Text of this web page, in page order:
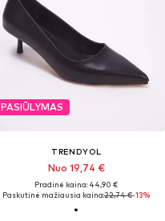
PASIŪLYMAS
TRENDYOL
Nuo 19,74 €
Pradinė kaina: 44,90 €
Paskutinė mažiausia kaina:22,74 €-13%